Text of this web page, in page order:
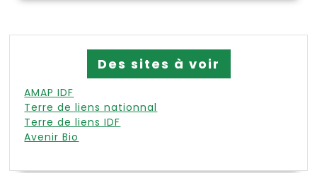
Des sites à voir
AMAP IDF
Terre de liens nationnal
Terre de liens IDF
Avenir Bio